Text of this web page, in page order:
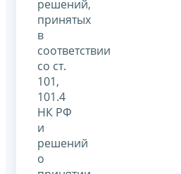
решений,
принятых
в
соответствии
со ст.
101,
101.4
НК РФ
и
решений
о